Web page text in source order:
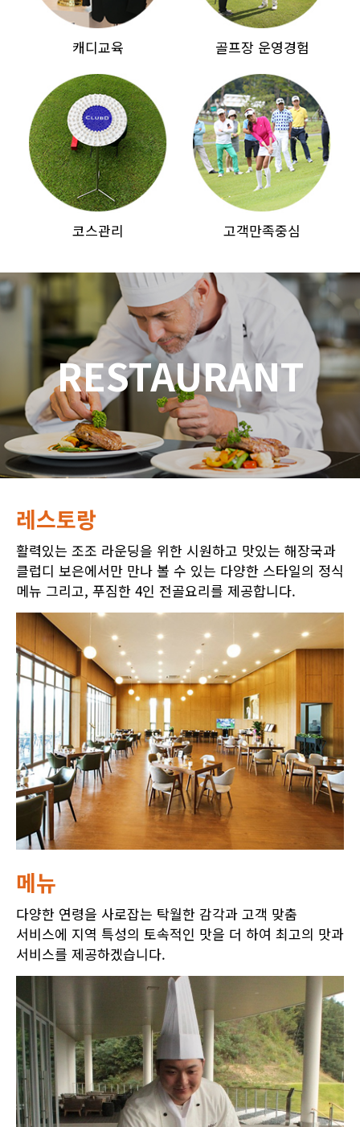
캐디교육 골프장 운영경험
코스관리 고객만족중심
RESTAURANT
레스토랑
활력있는 조조 라운딩을 위한 시원하고 맛있는 해장국과
클럽디 보은에서만 만나 볼 수 있는 다양한 스타일의 정식
메뉴 그리고, 푸짐한 4인 전골요리를 제공합니다.
메뉴
다양한 연령을 사로잡는 탁월한 감각과 고객 맞춤
서비스에 지역 특성의 토속적인 맛을 더 하여 최고의 맛과
서비스를 제공하겠습니다.